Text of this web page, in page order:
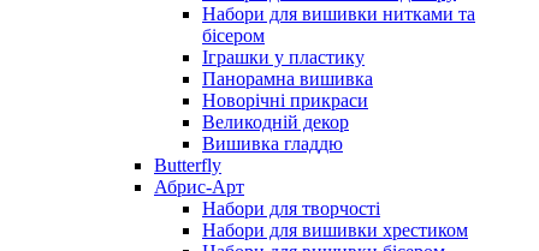
Набори для вишивки нитками та
бісером
Іграшки у пластику
Панорамна вишивка
Новорічні прикраси
Великодній декор
Вишивка гладдю
Butterfly
Абрис-Арт
Набори для творчості
Набори для вишивки хрестиком